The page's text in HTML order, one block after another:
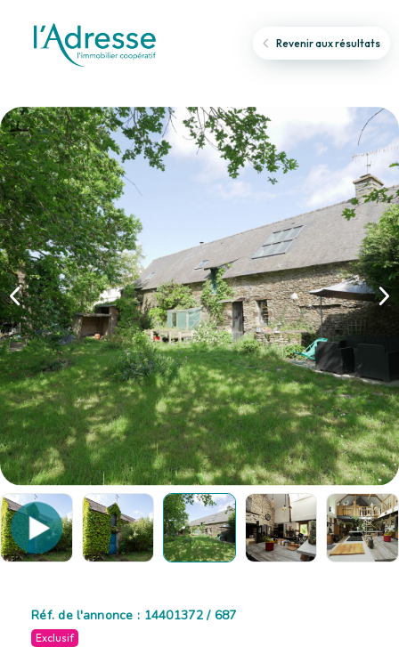
Revenir aux résultats
Réf. de l'annonce : 14401372 / 687
Exclusif